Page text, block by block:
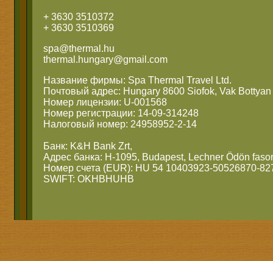
+ 3630 3510372
+ 3630 3510369
spa@thermal.hu
thermal.hungary@gmail.com
Название фирмы: Spa Thermal Travel Ltd.
Почтовый адрес: Hungary 8600 Siofok, Vak Bottyan
Номер лицензии: U-001568
Номер регистрации: 14-09-314248
Налоговый номер: 24958952-2-14
Банк: K&H Bank Zrt,
Адрес банка: H-1095, Budapest, Lechner Ödön
Номер счета (EUR): HU 54 10403923-50526870-
SWIFT: OKHBHUHB